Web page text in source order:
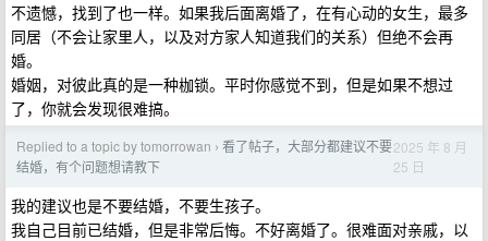
不遗憾，找到了也一样。如果我后面离婚了，在有心动的女生，最多
同居（不会让家里人，以及对方家人知道我们的关系）但绝不会再
婚。
婚姻，对彼此真的是一种枷锁。平时你感觉不到，但是如果不想过
了，你就会发现很难搞。
Replied to a topic by tomorrowan › 看了帖子，大部分都建议不要
结婚，有个问题想请教下
2025 年 8 月
25 日
我的建议也是不要结婚，不要生孩子。
我自己目前已结婚，但是非常后悔。不好离婚了。很难面对亲戚，以